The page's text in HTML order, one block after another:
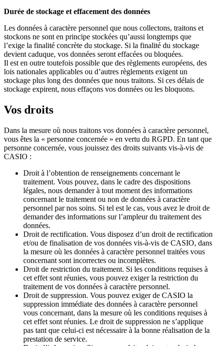
Durée de stockage et effacement des données
Les données à caractère personnel que nous collectons, traitons et
stockons ne sont en principe stockées qu’aussi longtemps que
l’exige la finalité concrète du stockage. Si la finalité du stockage
devient caduque, vos données seront effacées ou bloquées.
Il est en outre toutefois possible que des règlements européens, des
lois nationales applicables ou d’autres règlements exigent un
stockage plus long des données que nous traitons. Si ces délais de
stockage expirent, nous effaçons vos données ou les bloquons.
Vos droits
Dans la mesure où nous traitons vos données à caractère personnel,
vous êtes la « personne concernée » en vertu du RGPD. En tant que
personne concernée, vous jouissez des droits suivants vis-à-vis de
CASIO :
Droit à l’obtention de renseignements concernant le
traitement. Vous pouvez, dans le cadre des dispositions
légales, nous demander à tout moment des informations
concernant le traitement ou non de données à caractère
personnel par nos soins. Si tel est le cas, vous avez le droit de
demander des informations sur l’ampleur du traitement des
données.
Droit de rectification. Vous disposez d’un droit de rectification
et/ou de finalisation de vos données vis-à-vis de CASIO, dans
la mesure où les données à caractère personnel traitées vous
concernant sont incorrectes ou incomplètes.
Droit de restriction du traitement. Si les conditions requises à
cet effet sont réunies, vous pouvez exiger la restriction du
traitement de vos données à caractère personnel.
Droit de suppression. Vous pouvez exiger de CASIO la
suppression immédiate des données à caractère personnel
vous concernant, dans la mesure où les conditions requises à
cet effet sont réunies. Le droit de suppression ne s’applique
pas tant que celui-ci est nécessaire à la bonne réalisation de la
prestation de service.